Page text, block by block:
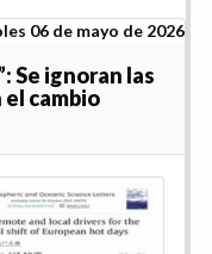
06 de mayo de 2026
Se ignoran las
cambio